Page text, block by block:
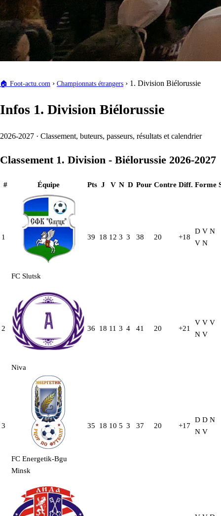
🏠 Foot-actu.com › Championnats étrangers › 1. Division Biélorussie
Infos 1. Division Biélorussie
2026-2027 · Classement, buteurs, passeurs, résultats et calendrier
Classement 1. Division - Biélorussie 2026-2027
# Équipe Pts J V N D Pour Contre Diff. Forme
1
FC Slutsk
39 18 12 3 3 38 20 +18
D V N
V N
2
Niva
36 18 11 3 4 41 20 +21
V V V
N V
3
FC Energetik-Bgu
Minsk
35 18 10 5 3 37 20 +17
D D N
N V